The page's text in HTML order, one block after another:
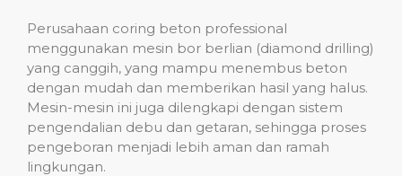
Perusahaan coring beton professional
menggunakan mesin bor berlian (diamond drilling)
yang canggih, yang mampu menembus beton
dengan mudah dan memberikan hasil yang halus.
Mesin-mesin ini juga dilengkapi dengan sistem
pengendalian debu dan getaran, sehingga proses
pengeboran menjadi lebih aman dan ramah
lingkungan.